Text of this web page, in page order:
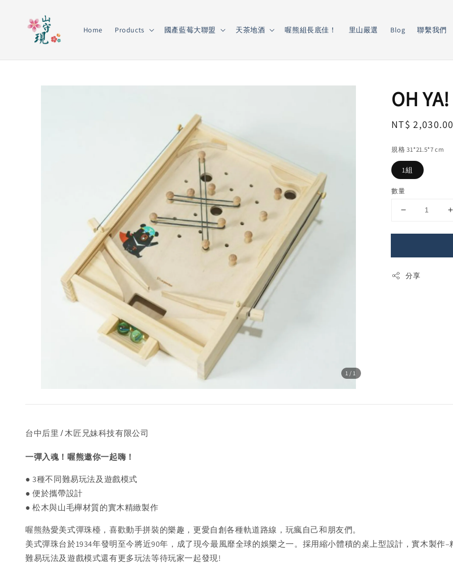
Home Products 國產藍莓大聯盟 天茶地酒 喔熊組長底佳！ 里山嚴選 Blog 聯繫我們
1 /1
OH
Regular
NT$ 2,030.00
規格 31*21.5*7 cm
1組
數量
分享
台中后里 /木匠兄妹科技有限公司
一彈入魂！喔熊邀你一起嗨！
● 3種不同難易玩法及遊戲模式
● 便於攜帶設計
● 松木與山毛櫸材質的實木精緻製作
喔熊熱愛美式彈珠檯，喜歡動手拼裝的樂趣，更愛自創各種軌道路線，玩瘋自己和朋友們。
美式彈珠台於1934年發明至今將近90年，成了現今最風靡全球的娛樂之一。採用縮小體積的桌上型設計，實木製作
難易玩法及遊戲模式還有更多玩法等待玩家一起發現!